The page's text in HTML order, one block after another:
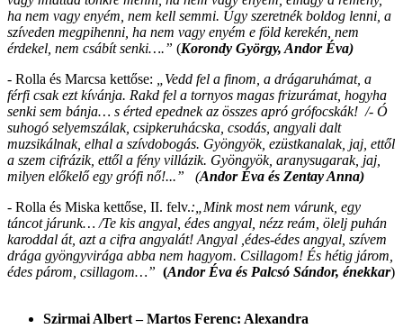
ha nem vagy enyém, nem kell semmi. Úgy szeretnék boldog lenni, a
szíveden megpihenni, ha nem vagy enyém e föld kerekén, nem
érdekel, nem csábít senki….” (Korondy György, Andor Éva)
- Rolla és Marcsa kettőse: „Vedd fel a finom, a drágaruhámat, a
férfi csak ezt kívánja. Rakd fel a tornyos magas frizurámat, hogyha
senki sem bánja… s érted epednek az összes apró grófocskák! /- Ó
suhogó selyemszálak, csipkeruhácska, csodás, angyali dalt
muzsikálnak, elhal a szívdobogás. Gyöngyök, ezüstkanalak, jaj, ettől
a szem cifrázik, ettől a fény villázik. Gyöngyök, aranysugarak, jaj,
milyen előkelő egy grófi nő!...” (Andor Éva és Zentay Anna)
- Rolla és Miska kettőse, II. felv.:„Mink most nem várunk, egy
táncot járunk… /Te kis angyal, édes angyal, nézz reám, ölelj puhán
karoddal át, azt a cifra angyalát! Angyal ,édes-édes angyal, szívem
drága gyöngyvirága abba nem hagyom. Csillagom! És hétig járom,
édes párom, csillagom…” (Andor Éva és Palcsó Sándor, énekkar)
Szirmai Albert – Martos Ferenc: Alexandra